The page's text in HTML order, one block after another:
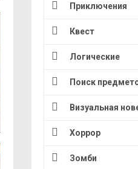
Приключения
Квест
Логические
Поиск
Визуальная
Хоррор
Зомби